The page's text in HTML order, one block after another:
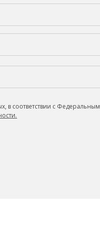
в соответствии с Федеральным